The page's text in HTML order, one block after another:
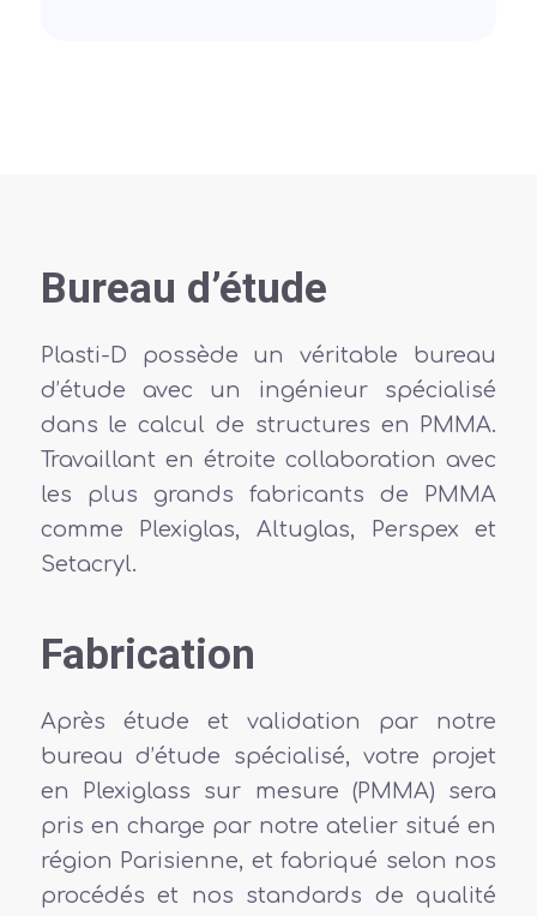
Bureau d’étude
Plasti-D possède un véritable bureau
d’étude avec un ingénieur spécialisé
dans le calcul de structures en PMMA.
Travaillant en étroite collaboration avec
les plus grands fabricants de PMMA
comme Plexiglas, Altuglas, Perspex et
Setacryl.
Fabrication
Après étude et validation par notre
bureau d’étude spécialisé, votre projet
en Plexiglass sur mesure (PMMA) sera
pris en charge par notre atelier situé en
région Parisienne, et fabriqué selon nos
procédés et nos standards de qualité